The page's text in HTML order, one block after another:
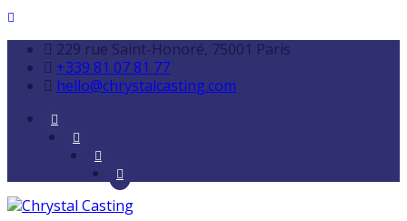
229 rue Saint-Honoré, 75001 Paris
+339 81 07 81 77
hello@chrystalcasting.com